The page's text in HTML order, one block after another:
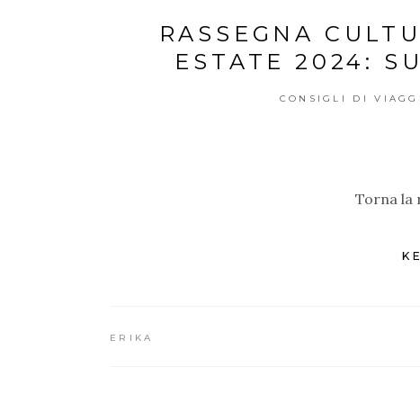
RASSEGNA
ESTATE 2024:
CONSIGLI DI
Torna la
ERIKA